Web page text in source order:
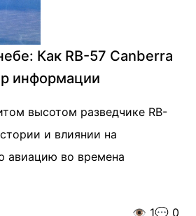
Как RB-57 Canberra
информации
высотом разведчике RB-
и влиянии на
авиацию во времена
👁️ 1💬 0